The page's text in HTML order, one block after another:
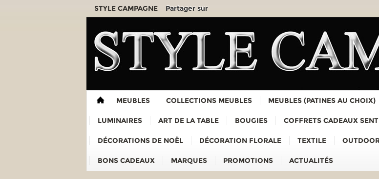
STYLE CAMPAGNE Partager sur
MEUBLES COLLECTIONS MEUBLES MEUBLES (PATINES AU CHOIX)
LUMINAIRES ART DE LA TABLE BOUGIES COFFRETS CADEAUX
DÉCORATIONS DE NOËL DÉCORATION FLORALE TEXTILE
BONS CADEAUX MARQUES PROMOTIONS ACTUALITÉS